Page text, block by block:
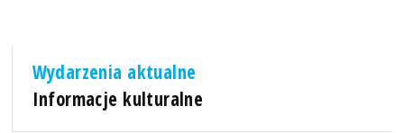
Wydarzenia aktualne
Informacje kulturalne